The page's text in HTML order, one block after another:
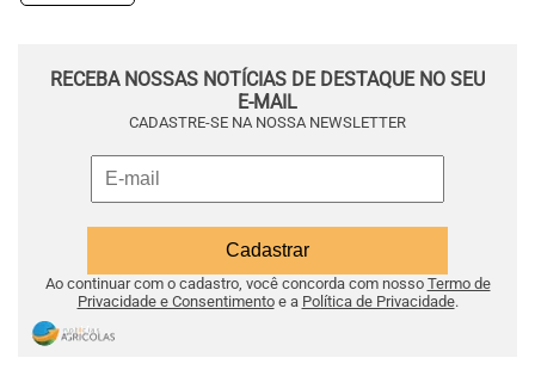
RECEBA NOSSAS NOTÍCIAS DE DESTAQUE NO SEU
E-MAIL
CADASTRE-SE NA NOSSA NEWSLETTER
Ao continuar com o cadastro, você concorda com nosso Termo de
Privacidade e Consentimentoe a Política de Privacidade.